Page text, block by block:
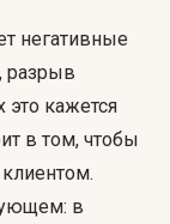
негативные
разрыв
это кажется
в том, чтобы
в